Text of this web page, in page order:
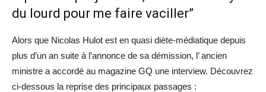
du lourd pour me faire vaciller”
Alors que Nicolas Hulot est en quasi diète-médiatique depuis
plus d’un an suite à l’annonce de sa démission, l’ ancien
ministre a accordé au magazine GQ une interview. Découvrez
ci-dessous la reprise des principaux passages :